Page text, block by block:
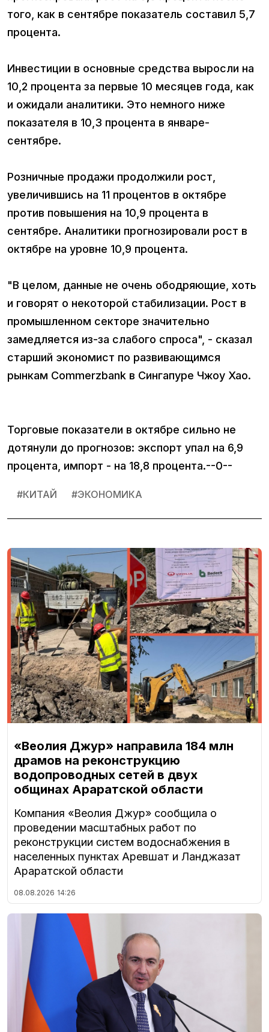
того, как в сентябре показатель составил 5,7
процента.
Инвестиции в основные средства выросли на
10,2 процента за первые 10 месяцев года, как
и ожидали аналитики. Это немного ниже
показателя в 10,3 процента в январе-
сентябре.
Розничные продажи продолжили рост,
увеличившись на 11 процентов в октябре
против повышения на 10,9 процента в
сентябре. Аналитики прогнозировали рост в
октябре на уровне 10,9 процента.
"В целом, данные не очень ободряющие, хоть
и говорят о некоторой стабилизации. Рост в
промышленном секторе значительно
замедляется из-за слабого спроса", - сказал
старший экономист по развивающимся
рынкам Commerzbank в Сингапуре Чжоу Хао.
Торговые показатели в октябре сильно не
дотянули до прогнозов: экспорт упал на 6,9
процента, импорт - на 18,8 процента.--0--
#КИТАЙ #ЭКОНОМИКА
«Веолия Джур» направила 184 млн
драмов на реконструкцию
водопроводных сетей в двух
общинах Араратской области
Компания «Веолия Джур» сообщила о
проведении масштабных работ по
реконструкции систем водоснабжения в
населенных пунктах Аревшат и Ланджазат
Араратской области
08.08.2026 14:26